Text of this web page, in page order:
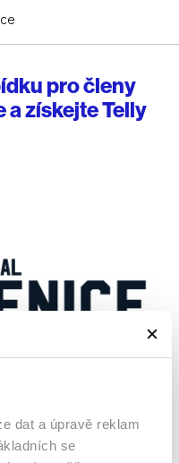
dat a úpravě reklam
se
pro členy
získejte Telly